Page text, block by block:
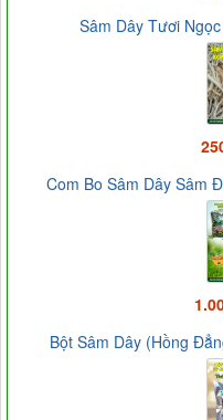
Sâm Dây Tươi
Com Bo Sâm Dây Sâm
Bột Sâm Dây (Hồng